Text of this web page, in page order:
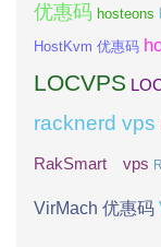
优惠码 hosteons
HostKvm 优惠码
LOCVPS
racknerd vps
RakSmart vps
VirMach 优惠码